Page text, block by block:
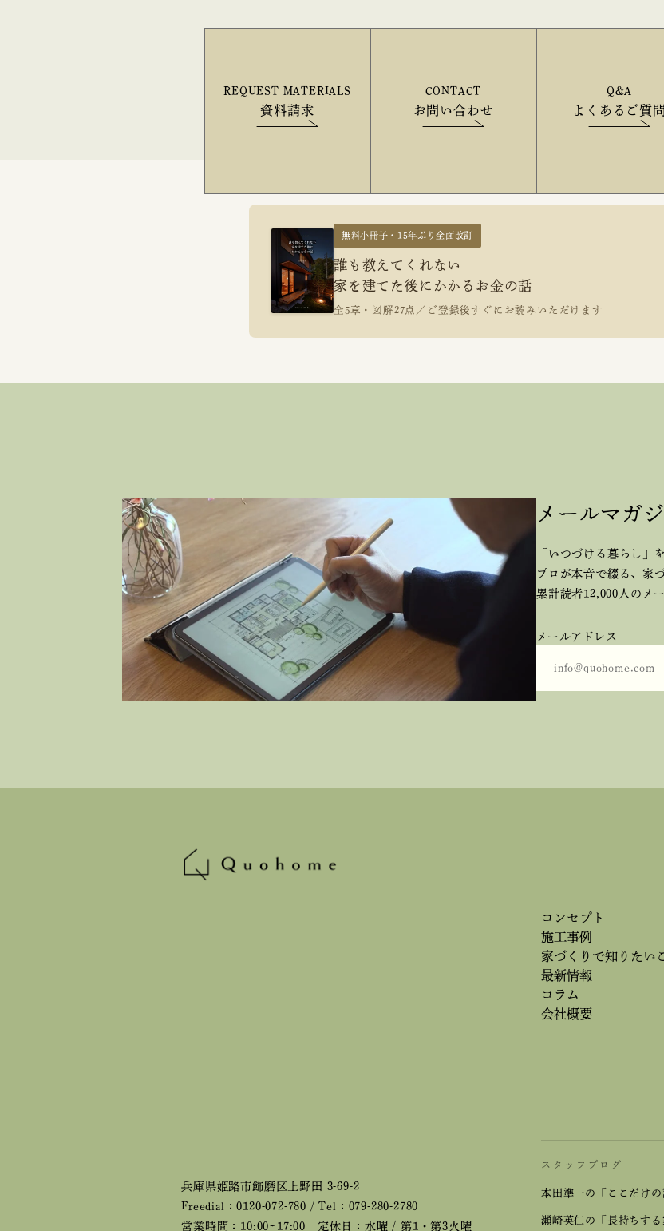
REQUEST MATERIALS
資料請求
CONTACT
お問い合わせ
Q&A
よくあるご質問
無料小冊子・15年ぶり全面改訂
誰も教えてくれない
家を建てた後にかかるお金の話
全5章・図解27点／ご登録後すぐにお読みいただけます
メールマガ
「いつづける暮らし」
プロが本音で綴る、家
累計読者12,000人のメ
メールアドレス
兵庫県姫路市飾磨区上野田 3-69-2
Freedial：0120-072-780 / Tel：079-280-2780
営業時間：10:00~17:00 定休日：水曜 / 第1・第3火曜
コンセプト
施工事例
家づくりで知りたい
最新情報
コラム
会社概要
スタッフブログ
本田準一の「ここだけの
瀬崎英仁の「長持ちする